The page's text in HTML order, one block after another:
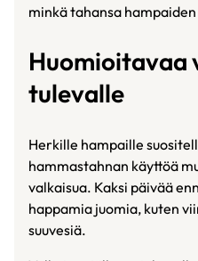
minkä tahansa
Huomioitavaa
tulevalle
Herkille hampaille
hammastahnan käyttöä
valkaisua. Kaksi päivää
happamia juomia, kuten
suuvesiä.